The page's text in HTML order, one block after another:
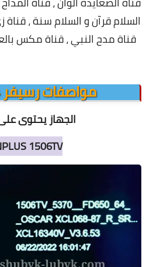
السلام قرآن و السلام سنة ، قناة
قناة مدح النبي ، قناة مكس
مواصفات رسيفر OSCAR X4
الجهاز يحتوى
1506TV